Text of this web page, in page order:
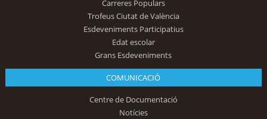
Carreres Populars
Trofeus Ciutat de València
Esdeveniments Participatius
Edat escolar
Grans Esdeveniments
COMUNICACIÓ
Centre de Documentació
Notícies